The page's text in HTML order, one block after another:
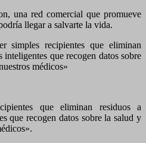
una red comercial que promueve
llegar a salvarte la vida.
simples recipientes que eliminan
que recogen datos sobre
médicos»
que eliminan residuos a
que recogen datos sobre la salud y